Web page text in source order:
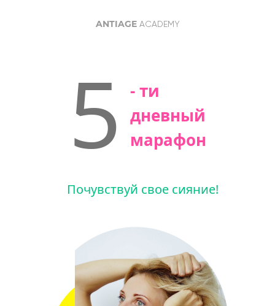
ANTIAGEACADEMY
Почувствуй свое сияние!
- ти
дневный
марафон
5